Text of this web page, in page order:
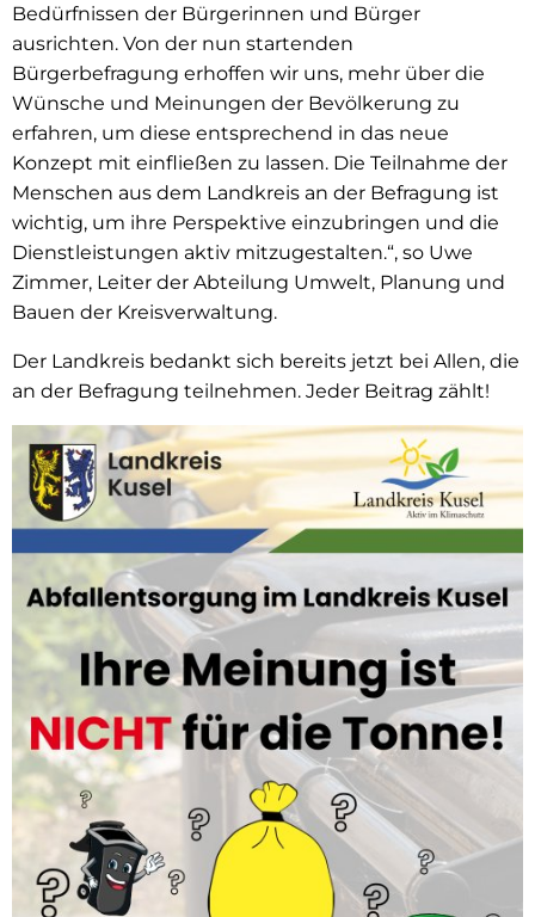
Bedürfnissen der Bürgerinnen und Bürger
ausrichten. Von der nun startenden
Bürgerbefragung erhoffen wir uns, mehr über die
Wünsche und Meinungen der Bevölkerung zu
erfahren, um diese entsprechend in das neue
Konzept mit einfließen zu lassen. Die Teilnahme der
Menschen aus dem Landkreis an der Befragung ist
wichtig, um ihre Perspektive einzubringen und die
Dienstleistungen aktiv mitzugestalten.“, so Uwe
Zimmer, Leiter der Abteilung Umwelt, Planung und
Bauen der Kreisverwaltung.
Der Landkreis bedankt sich bereits jetzt bei Allen, die
an der Befragung teilnehmen. Jeder Beitrag zählt!